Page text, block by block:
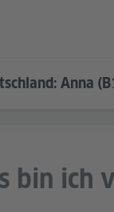
Anna
bin ich